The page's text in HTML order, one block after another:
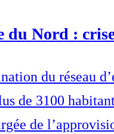
du Nord :
du réseau
de 3100
de